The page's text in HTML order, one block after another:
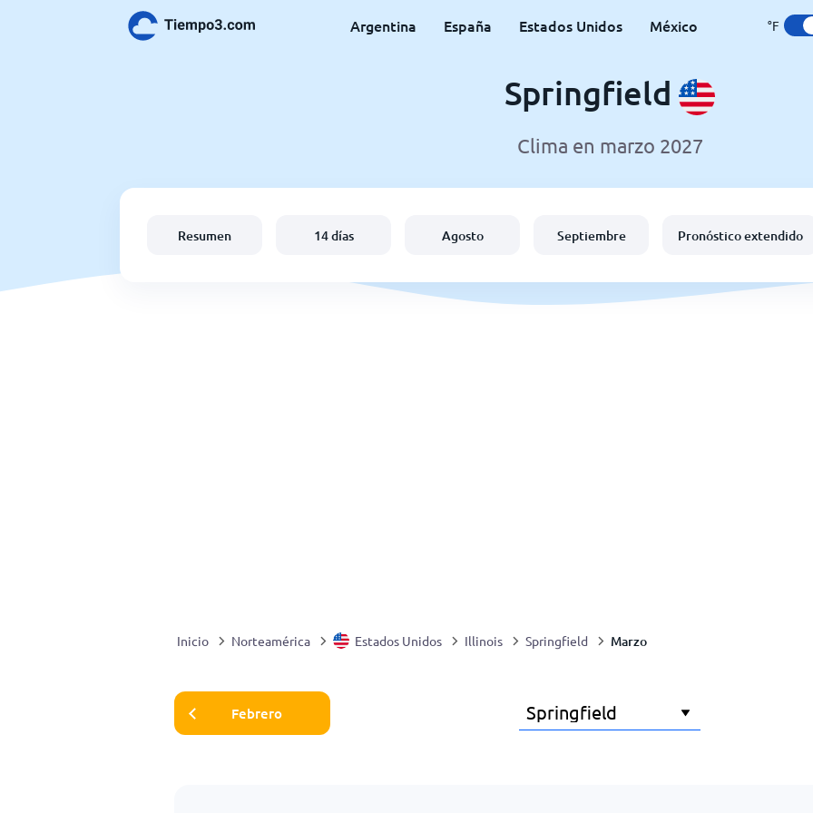
Argentina España Estados Unidos México °F
Springfield
Clima en marzo 2027
Resumen 14 días Agosto Septiembre Pronóstico extendido
Inicio Norteamérica Estados Unidos Illinois Springfield Marzo
Febrero